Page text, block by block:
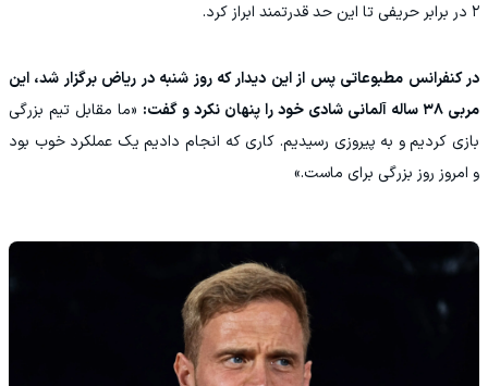
۲ در برابر حریفی تا این حد قدرتمند ابراز کرد.
در کنفرانس مطبوعاتی پس از این دیدار که روز شنبه در ریاض برگزار شد، این
مربی ۳۸ ساله آلمانی شادی خود را پنهان نکرد و گفت:
«ما مقابل تیم بزرگی
بازی کردیم و به پیروزی رسیدیم. کاری که انجام دادیم یک عملکرد خوب بود
و امروز روز بزرگی برای ماست.»